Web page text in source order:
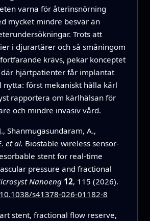
varna för återinsnörning
mycket mindre besvär än
Trots att
i djurartärer och så småningom
krävs, pekar konceptet
hjärtpatienter får implantat
nytta: först mekaniskt hålla kärl
rapportera om kärlhälsan för
och mindre invasiv vård.
Shanmugasundaram, A.,
et al. Biostable wireless sensor-
stent for real-time
pressure and fractional
Nanoeng 12, 115 (2026).
s41378-026-01182-8
stent, fractional flow reserve,